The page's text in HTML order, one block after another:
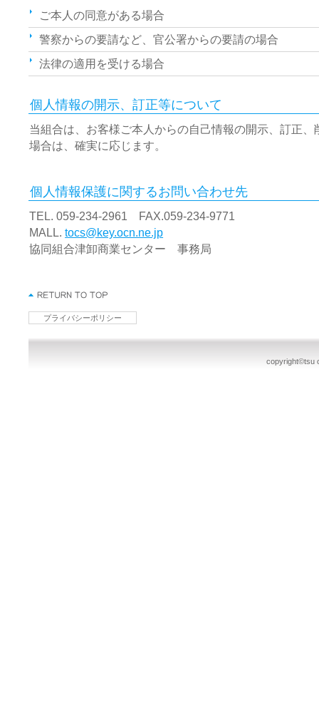
ご本人の同意がある場合
警察からの要請など、官公署からの要請の場合
法律の適用を受ける場合
個人情報の開示、訂正等について
当組合は、お客様ご本人からの自己情報の開示、訂正
場合は、確実に応じます。
個人情報保護に関するお問い合わせ先
TEL. 059-234-2961 FAX.059-234-9771
MALL.tocs@key.ocn.ne.jp
協同組合津卸商業センター 事務局
copyright©tsu
プライバシーポリシー